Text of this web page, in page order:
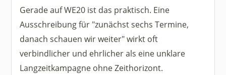
Gerade auf WE20 ist das praktisch. Eine
Ausschreibung für "zunächst sechs Termine,
danach schauen wir weiter" wirkt oft
verbindlicher und ehrlicher als eine unklare
Langzeitkampagne ohne Zeithorizont.